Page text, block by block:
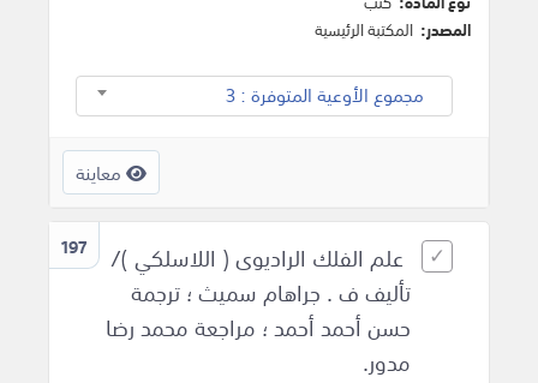
المصدر: المكتبة الرئيسية
مجموع الأوعية المتوفرة : 3
معاينة
197
علم الفلك الراديوى ( اللاسلكي )/
تأليف ف . جراهام سميث ؛ ترجمة
حسن أحمد أحمد ؛ مراجعة محمد رضا
مدور.